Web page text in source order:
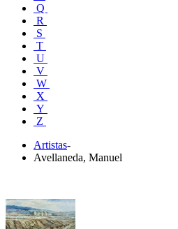
Q
R
S
T
U
V
W
X
Y
Z
Artistas-
Avellaneda, Manuel